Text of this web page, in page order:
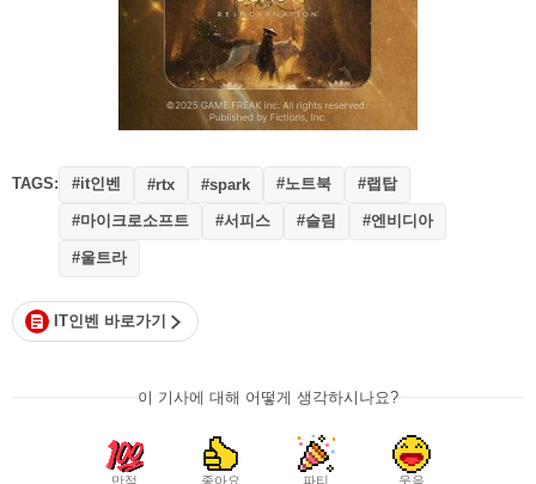
TAGS: #it인벤 #rtx #spark #노트북 #랩탑
#마이크로소프트 #서피스 #슬림 #엔비디아
#울트라
IT인벤 바로가기
이 기사에 대해 어떻게 생각하시나요?
만점 좋아요 파티 웃음